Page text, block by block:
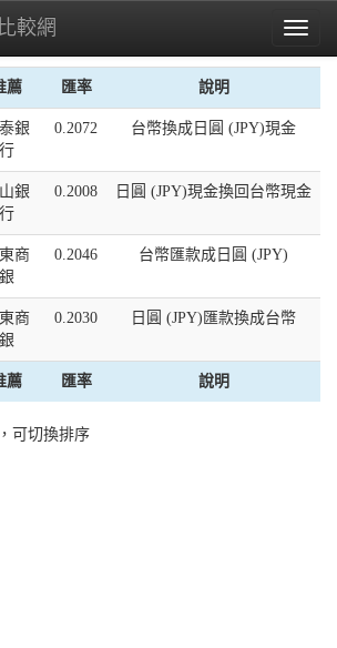
Toggle
較網
薦 匯率 說明
銀
行
0.2072 台幣換成日圓 (JPY)現金
銀
行
0.2008 日圓 (JPY)現金換回台幣現金
商
銀
0.2046 台幣匯款成日圓 (JPY)
商
銀
0.2030 日圓 (JPY)匯款換成台幣
薦 匯率 說明
可切換排序